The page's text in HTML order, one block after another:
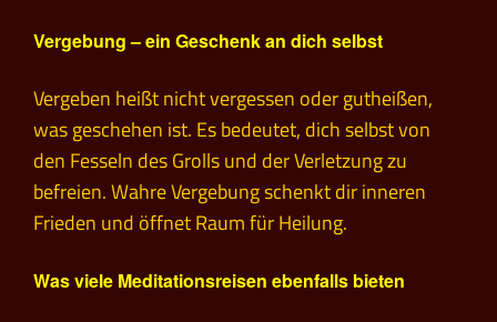
Vergebung – ein Geschenk an dich selbst
Vergeben heißt nicht vergessen oder gutheißen,
was geschehen ist. Es bedeutet, dich selbst von
den Fesseln des Grolls und der Verletzung zu
befreien. Wahre Vergebung schenkt dir inneren
Frieden und öffnet Raum für Heilung.
Was viele Meditationsreisen ebenfalls bieten